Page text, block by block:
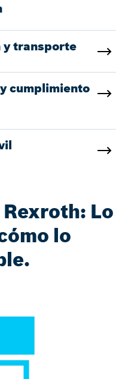
y transporte
cumplimiento
Lo
lo